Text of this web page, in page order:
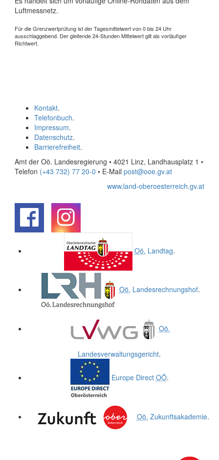
Luftmessnetz.
Für die Grenzwertprüfung ist der Tagesmittelwert von 0 bis 24 Uhr
ausschlaggebend. Der gleitende 24-Stunden Mittelwert gilt als vorläufiger
Richtwert.
Kontakt.
Telefonbuch.
Impressum.
Datenschutz.
Barrierefreiheit.
Amt der Oö. Landesregierung • 4021 Linz, Landhausplatz 1 •
Telefon (+43 732) 77 20-0 • E-Mail post@ooe.gv.at
www.land-oberoesterreich.gv.at
Oö. Landtag.
Oö. Landesrechnungshof.
Oö.
Landesverwaltungsgericht.
Europe Direct OÖ.
Oö. Zukunftsakademie.